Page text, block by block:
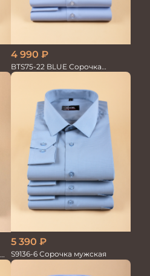
4 990 ₽
BTS75-22 BLUE Сорочка
мужская лайкра бамбук
5 390 ₽
S9136-6 Сорочка мужская